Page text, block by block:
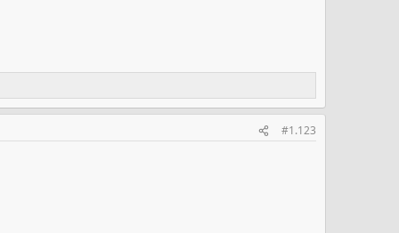
#1.123